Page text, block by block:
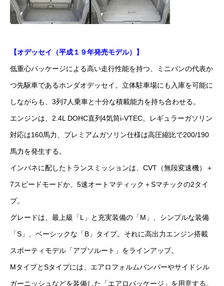
【オデッセイ（平成１９年発売モデル）】
低重心パッケージによる高い走行性能を持つ、ミニバンの代表か
つ先駆車であるホンダオデッセイ。立体駐車場にも入庫を可能に
しながらも、3列7人乗車と十分な積載能力を持ち合わせる。
エンジンは、2.4L DOHC直列4気筒i-VTEC。レギュラーガソリン
対応は160馬力、プレミアムガソリン仕様は高圧縮比で200/190
馬力を発生する。
インパネに配したトランスミッションは、CVT（無段変速機）＋
7スピードモードか、5速オートマティック＋Sマチックの2タイ
プ。
グレードは、最上級「L」と充実装備の「M」、シンプルな装備
「S」、ベーシックな「B」タイプ。それに高出力エンジン搭載
スポーティモデル「アブソルート」をラインアップ。
MタイプとSタイプには、エアロフォルムバンパーやサイドシル
ガーニッシュなどを装備した「エアロパッケージ」を用意する。